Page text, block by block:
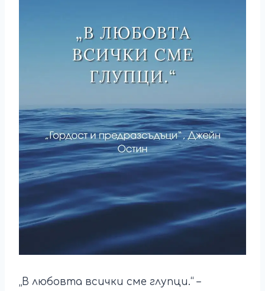
„В любовта всички сме глупци.“ –